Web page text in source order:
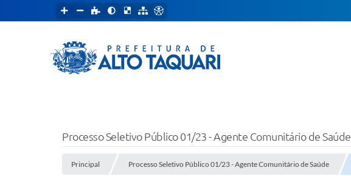
Processo Seletivo Público 01/23 - Agente Comunitário de Saúde
Principal Processo Seletivo Público 01/23 - Agente Comunitário de Saúde